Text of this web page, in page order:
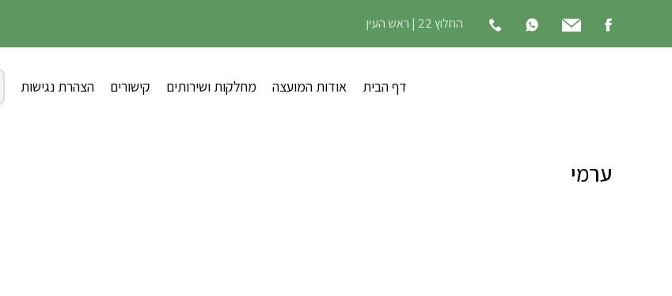
החלוץ 22 | ראש העין
דף הבית אודות המועצה מחלקות ושירותים קישורים הצהרת נגישות
ערמי